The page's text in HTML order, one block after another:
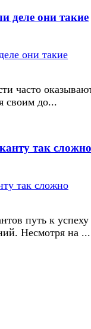
деле они такие
часто
своим до...
так сложно
путь к успеху
Несмотря на ...